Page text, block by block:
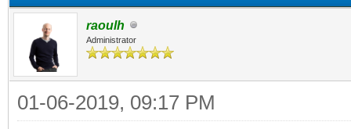
raoulh
Administrator
01-06-2019, 09:17 PM